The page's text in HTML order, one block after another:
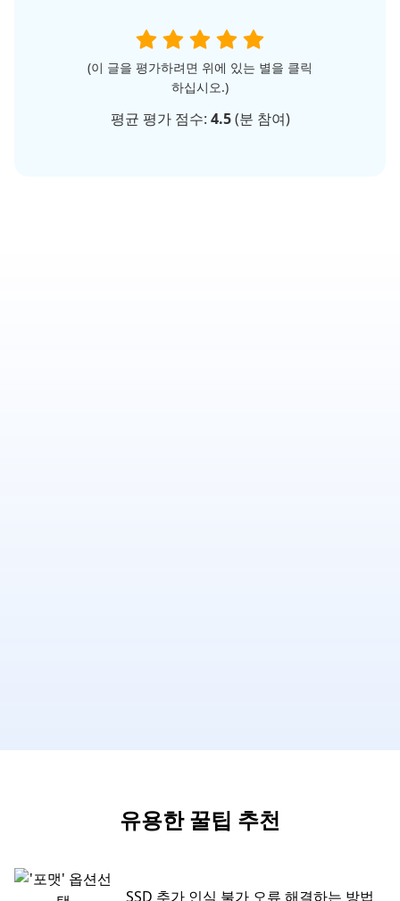
(이 글을 평가하려면 위에 있는 별을 클릭
하십시오.)
평균 평가 점수: 4.5(분 참여)
유용한 꿀팁 추천
SSD 추가 인식 불가 오류 해결하는 방법